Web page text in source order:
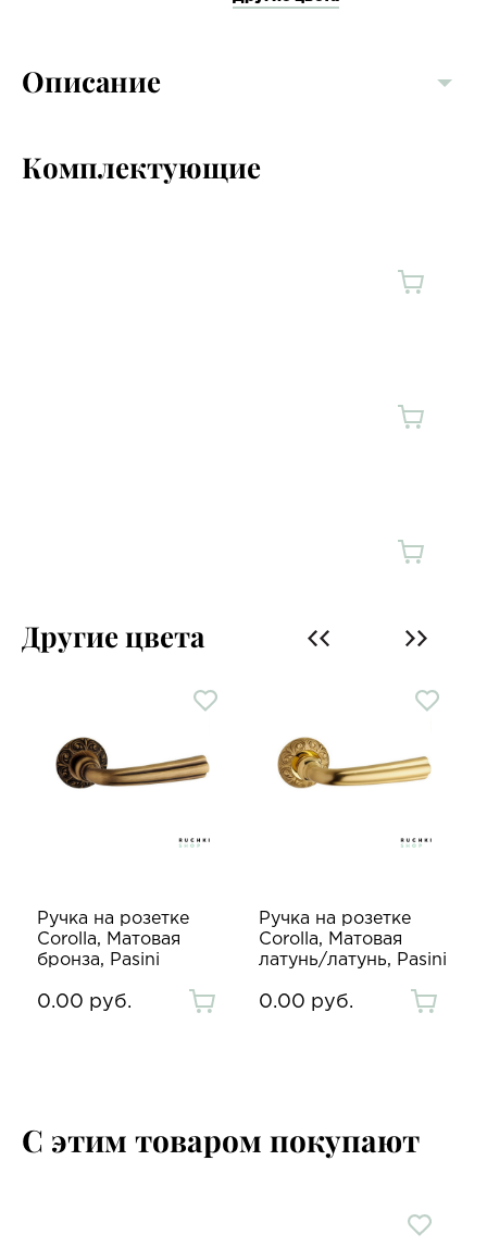
Описание
Комплектующие
Другие цвета
Ручка на розетке
Corolla, Матовая
бронза, Pasini
0.00 руб.
Ручка на розетке
Corolla, Матовая
латунь/латунь, Pasini
0.00 руб.
С этим товаром покупают